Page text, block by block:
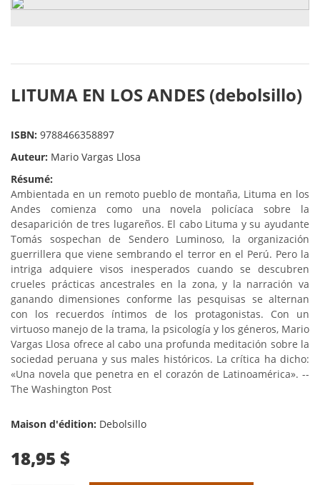
LITUMA EN LOS ANDES (debolsillo)
ISBN: 9788466358897
Auteur: Mario Vargas Llosa
Résumé:
Ambientada en un remoto pueblo de montaña, Lituma en los
Andes comienza como una novela policíaca sobre la
desaparición de tres lugareños. El cabo Lituma y su ayudante
Tomás sospechan de Sendero Luminoso, la organización
guerrillera que viene sembrando el terror en el Perú. Pero la
intriga adquiere visos inesperados cuando se descubren
crueles prácticas ancestrales en la zona, y la narración va
ganando dimensiones conforme las pesquisas se alternan
con los recuerdos íntimos de los protagonistas. Con un
virtuoso manejo de la trama, la psicología y los géneros, Mario
Vargas Llosa ofrece al cabo una profunda meditación sobre la
sociedad peruana y sus males históricos. La crítica ha dicho:
«Una novela que penetra en el corazón de Latinoamérica». --
The Washington Post
Maison d'édition: Debolsillo
18,95 $